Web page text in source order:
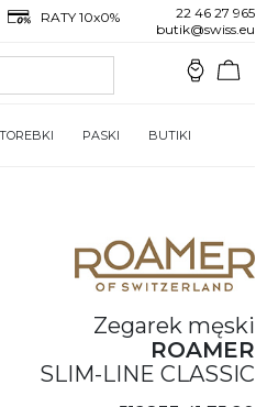
RATY 10x0%
22 46 27 965
butik@swiss.eu
TOREBKI PASKI BUTIKI
Zegarek męski
ROAMER
SLIM-LINE CLASSIC